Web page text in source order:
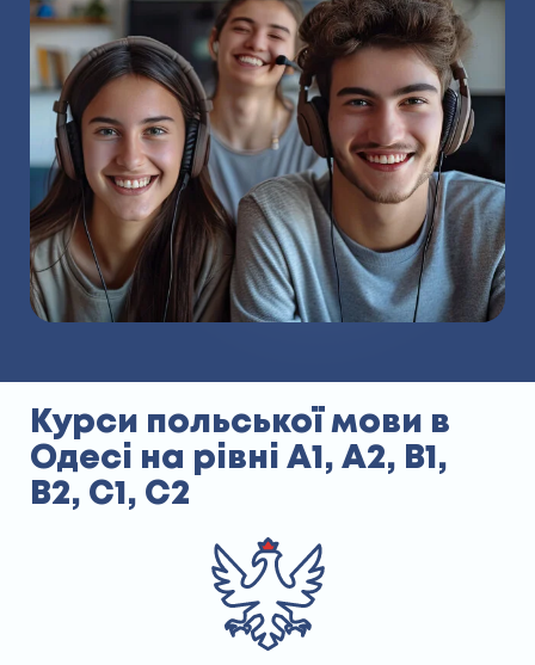
Курси польської мови в
Одесі на рівні А1, А2, В1,
В2, С1, С2